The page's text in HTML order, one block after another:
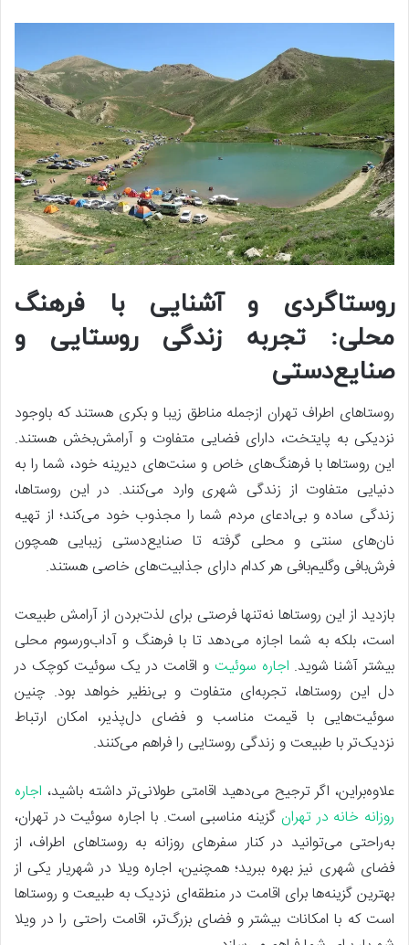
روستاگردی و آشنایی با فرهنگ
محلی: تجربه زندگی روستایی و
صنایع‌دستی
روستاهای اطراف تهران ازجمله مناطق زیبا و بکری هستند که باوجود
نزدیکی به پایتخت، دارای فضایی متفاوت و آرامش‌بخش هستند.
این روستاها با فرهنگ‌های خاص و سنت‌های دیرینه خود، شما را به
دنیایی متفاوت از زندگی شهری وارد می‌کنند. در این روستاها،
زندگی ساده و بی‌ادعای مردم شما را مجذوب خود می‌کند؛ از تهیه
نان‌های سنتی و محلی گرفته تا صنایع‌دستی زیبایی همچون
فرش‌بافی وگلیم‌بافی هر کدام دارای جذابیت‌های خاصی هستند.
بازدید از این روستاها نه‌تنها فرصتی برای لذت‌بردن از آرامش طبیعت
است، بلکه به شما اجازه می‌دهد تا با فرهنگ و آداب‌ورسوم محلی
بیشتر آشنا شوید. اجاره سوئیت و اقامت در یک سوئیت کوچک در
دل این روستاها، تجربه‌ای متفاوت و بی‌نظیر خواهد بود. چنین
سوئیت‌هایی با قیمت مناسب و فضای دل‌پذیر، امکان ارتباط
نزدیک‌تر با طبیعت و زندگی روستایی را فراهم می‌کنند.
علاوه‌براین، اگر ترجیح می‌دهید اقامتی طولانی‌تر داشته باشید، اجاره
روزانه خانه در تهران گزینه مناسبی است. با اجاره سوئیت در تهران،
به‌راحتی می‌توانید در کنار سفرهای روزانه به روستاهای اطراف، از
فضای شهری نیز بهره ببرید؛ همچنین، اجاره ویلا در شهریار یکی از
بهترین گزینه‌ها برای اقامت در منطقه‌ای نزدیک به طبیعت و روستاها
است که با امکانات بیشتر و فضای بزرگ‌تر، اقامت راحتی را در ویلا